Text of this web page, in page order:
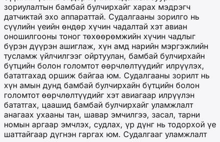
зориулалтын бамбай булчирхайг харах мэдрэгч
датчиктай эхо аппараттай. Судалгааны зорилго нь
сүүлийн үеийн өндөр хүчин чадалтай хэт авиан
оношилгооны тоног төхөөрөмжийн хүчин чадлыг
бүрэн дүүрэн ашиглаж, хүн амд нарийн мэргэжлийн
тусламж үйлчилгээг ойртуулан, бамбай булчирхайн
бүтцийн болон голомтот өөрчлөлтүүдийг илрүүлэх,
бататгахад оршиж байгаа юм. Судалгааны зорилт нь
хүн амын дунд бамбай булчирхайн бүтцийн болон
голомтот өөрчлөлтүүдийг хэт авиагаар илрүүлэн
бататгах, цаашид бамбай булчирхайг уламжлалт
анагаах ухааны тан, шавар эмчилгээ, засал, тарни
номын аргаар эмчлэх, судлах, үр дүнг нь тодорхой үе
шаттайгаар дүгнэн гаргах юм. Судалгааг уламжлалт